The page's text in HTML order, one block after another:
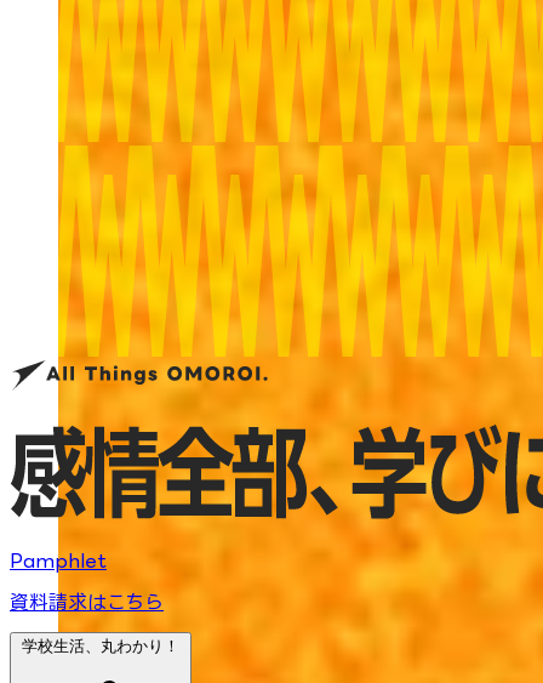
Pamphlet
資料請求はこちら
学校生活、丸わかり！